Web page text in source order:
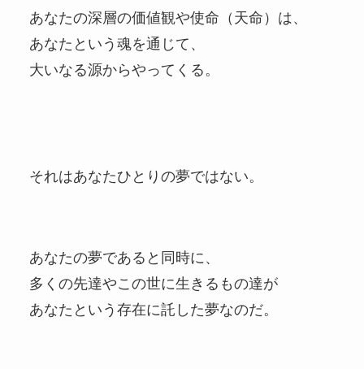
あなたの深層の価値観や使命（天命）は、
あなたという魂を通じて、
大いなる源からやってくる。
それはあなたひとりの夢ではない。
あなたの夢であると同時に、
多くの先達やこの世に生きるもの達が
あなたという存在に託した夢なのだ。